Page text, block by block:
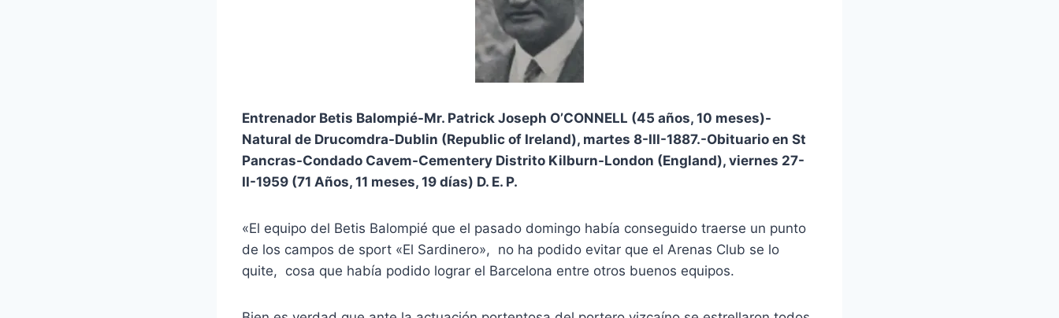
Entrenador Betis Balompié-Mr. Patrick Joseph O’CONNELL (45 años, 10 meses)-
Natural de Drucomdra-Dublin (Republic of Ireland), martes 8-III-1887.-Obituario en St
Pancras-Condado Cavem-Cementery Distrito Kilburn-London (England), viernes 27-
II-1959 (71 Años, 11 meses, 19 días) D. E. P.
«El equipo del Betis Balompié que el pasado domingo había conseguido traerse un punto
de los campos de sport «El Sardinero», no ha podido evitar que el Arenas Club se lo
quite, cosa que había podido lograr el Barcelona entre otros buenos equipos.